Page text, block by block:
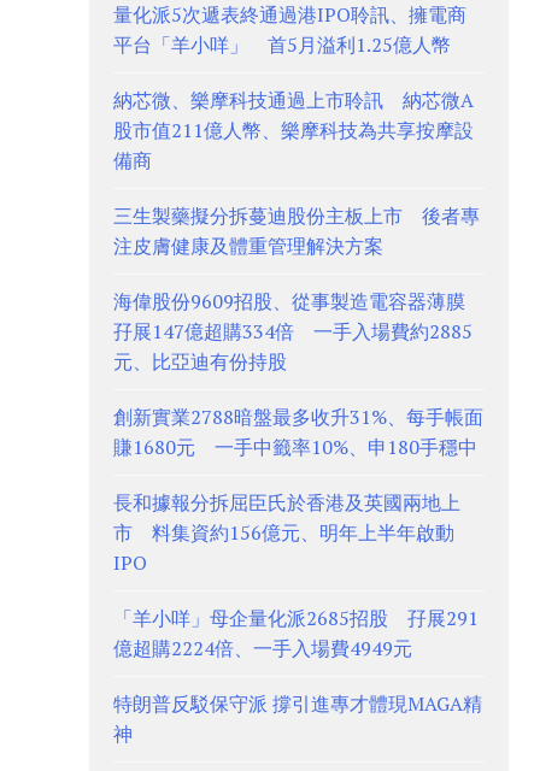
量化派5次遞表終通過港IPO聆訊、擁電商
平台「羊小咩」 首5月溢利1.25億人幣
納芯微、樂摩科技通過上市聆訊 納芯微A
股市值211億人幣、樂摩科技為共享按摩設
備商
三生製藥擬分拆蔓迪股份主板上市 後者專
注皮膚健康及體重管理解決方案
海偉股份9609招股、從事製造電容器薄膜
孖展147億超購334倍 一手入場費約2885
元、比亞迪有份持股
創新實業2788暗盤最多收升31%、每手帳面
賺1680元 一手中籤率10%、申180手穩中
長和據報分拆屈臣氏於香港及英國兩地上
市 料集資約156億元、明年上半年啟動
IPO
「羊小咩」母企量化派2685招股 孖展291
億超購2224倍、一手入場費4949元
特朗普反駁保守派 撐引進專才體現MAGA精
神